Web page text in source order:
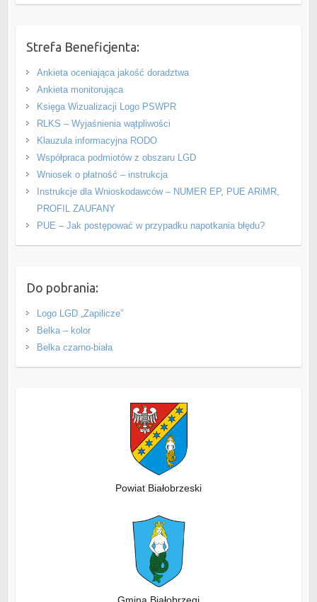
Strefa Beneficjenta:
Ankieta oceniająca jakość doradztwa
Ankieta monitorująca
Księga Wizualizacji Logo PSWPR
RLKS – Wyjaśnienia wątpliwości
Klauzula informacyjna RODO
Współpraca podmiotów z obszaru LGD
Wniosek o płatność – instrukcja
Instrukcje dla Wnioskodawców – NUMER EP, PUE ARiMR,
PROFIL ZAUFANY
PUE – Jak postępować w przypadku napotkania błędu?
Do pobrania:
Logo LGD „Zapilicze”
Belka – kolor
Belka czarno-biała
Powiat Białobrzeski